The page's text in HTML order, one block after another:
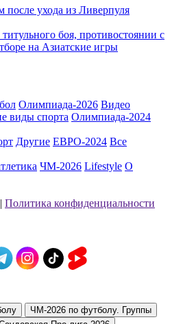
после ухода из Ливерпуля
боя, противостоянии с
на Азиатские игры
Олимпиада-2026 Видео
виды спорта Олимпиада-2024
Другие ЕВРО-2024 Все
ЧМ-2026 Lifestyle О
| Политика конфиденциальности
ЧМ-2026 по футболу. Группы